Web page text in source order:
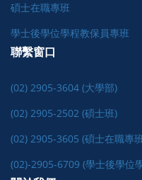
碩士在職專班
學士後學位學程教保員專班
聯繫窗口
(02) 2905-3604 (大學部)
(02) 2905-2502 (碩士班)
(02) 2905-3605 (碩士在職專
(02)-2905-6709 (學士後學位